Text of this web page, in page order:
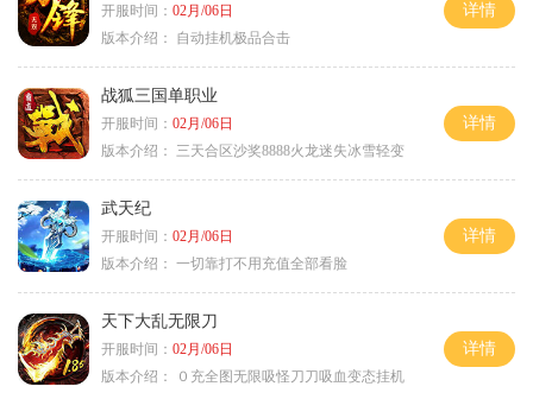
开服时间： 02月/06日
版本介绍：
自动挂机极品合击
详情
战狐三国单职业
开服时间： 02月/06日
版本介绍：
三天合区沙奖8888火龙迷失冰雪轻变
详情
武天纪
开服时间： 02月/06日
版本介绍： 一切靠打不用充值全部看脸
详情
天下大乱无限刀
开服时间： 02月/06日
版本介绍：
０充全图无限吸怪刀刀吸血变态挂机
详情